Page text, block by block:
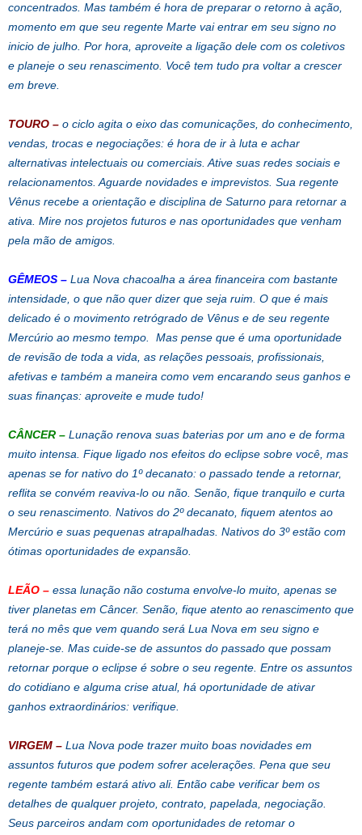
concentrados. Mas também é hora de preparar o retorno à ação,
momento em que seu regente Marte vai entrar em seu signo no
inicio de julho. Por hora, aproveite a ligação dele com os coletivos
e planeje o seu renascimento. Você tem tudo pra voltar a crescer
em breve.
TOURO – o ciclo agita o eixo das comunicações, do conhecimento,
vendas, trocas e negociações: é hora de ir à luta e achar
alternativas intelectuais ou comerciais. Ative suas redes sociais e
relacionamentos. Aguarde novidades e imprevistos. Sua regente
Vênus recebe a orientação e disciplina de Saturno para retornar a
ativa. Mire nos projetos futuros e nas oportunidades que venham
pela mão de amigos.
GÊMEOS – Lua Nova chacoalha a área financeira com bastante
intensidade, o que não quer dizer que seja ruim. O que é mais
delicado é o movimento retrógrado de Vênus e de seu regente
Mercúrio ao mesmo tempo. Mas pense que é uma oportunidade
de revisão de toda a vida, as relações pessoais, profissionais,
afetivas e também a maneira como vem encarando seus ganhos e
suas finanças: aproveite e mude tudo!
CÂNCER – Lunação renova suas baterias por um ano e de forma
muito intensa. Fique ligado nos efeitos do eclipse sobre você, mas
apenas se for nativo do 1º decanato: o passado tende a retornar,
reflita se convém reaviva-lo ou não. Senão, fique tranquilo e curta
o seu renascimento. Nativos do 2º decanato, fiquem atentos ao
Mercúrio e suas pequenas atrapalhadas. Nativos do 3º estão com
ótimas oportunidades de expansão.
LEÃO – essa lunação não costuma envolve-lo muito, apenas se
tiver planetas em Câncer. Senão, fique atento ao renascimento que
terá no mês que vem quando será Lua Nova em seu signo e
planeje-se. Mas cuide-se de assuntos do passado que possam
retornar porque o eclipse é sobre o seu regente. Entre os assuntos
do cotidiano e alguma crise atual, há oportunidade de ativar
ganhos extraordinários: verifique.
VIRGEM – Lua Nova pode trazer muito boas novidades em
assuntos futuros que podem sofrer acelerações. Pena que seu
regente também estará ativo ali. Então cabe verificar bem os
detalhes de qualquer projeto, contrato, papelada, negociação.
Seus parceiros andam com oportunidades de retomar o